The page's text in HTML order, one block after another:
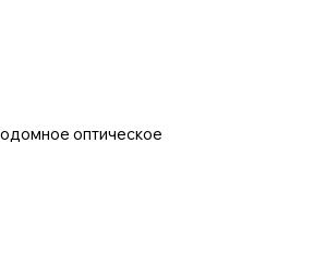
оптическое